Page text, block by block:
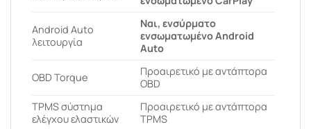
Android Auto
λειτουργία
Ναι, ενσύρματο
ενσωματωμένο Android
Auto
OBD Torque
Προαιρετικό με αντάπτορα
OBD
ΤPMS σύστημα
ελέγχου ελαστικών
Προαιρετικό με αντάπτορα
TPMS